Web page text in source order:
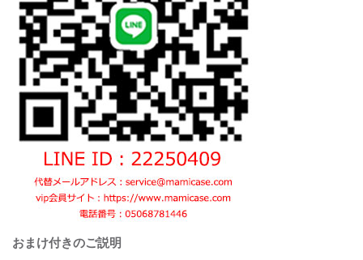
おまけ付きのご説明